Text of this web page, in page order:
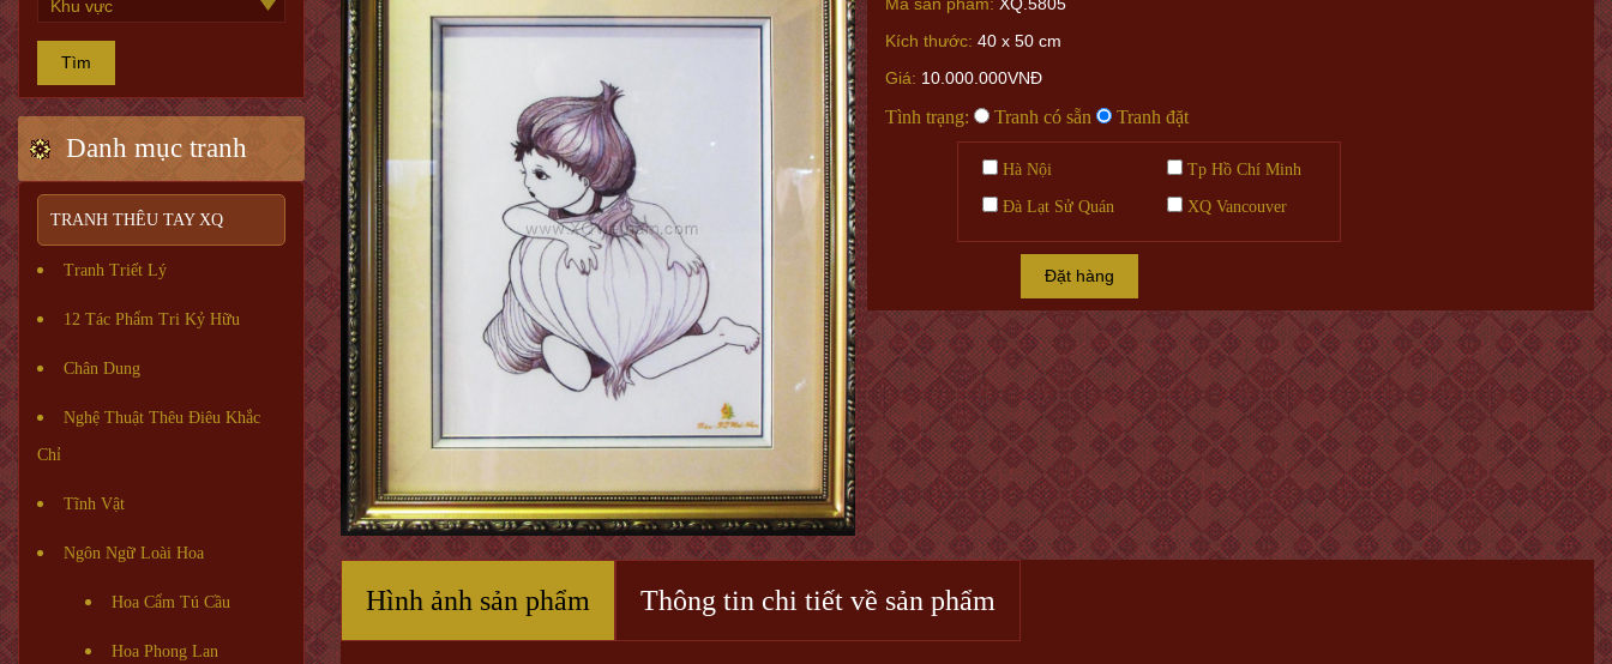
Tìm
Danh mục tranh
TRANH THÊU TAY XQ
Tranh Triết Lý
12 Tác Phẩm Tri Kỷ Hữu
Chân Dung
Nghệ Thuật Thêu Điêu Khắc
Chỉ
Tĩnh Vật
Ngôn Ngữ Loài Hoa
Hoa Cẩm Tú Cầu
Hoa Phong Lan
Kích thước: 40 x 50 cm
Giá: 10.000.000VNĐ
Tình trạng: Tranh có sẵn Tranh đặt
Hà Nội Tp Hồ Chí Minh
Đà Lạt Sử Quán XQ Vancouver
Đặt hàng
Hình ảnh sản phẩm Thông tin chi tiết về sản phẩm